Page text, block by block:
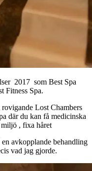
2017 som Best Spa
Fitness Spa.
Lost Chambers
där du kan få medicinska
, fixa håret
avkopplande behandling
vad jag gjorde.